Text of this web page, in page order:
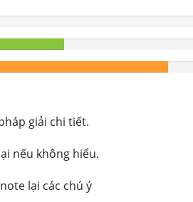
giải chi tiết.
nếu không hiểu.
lại các chú ý